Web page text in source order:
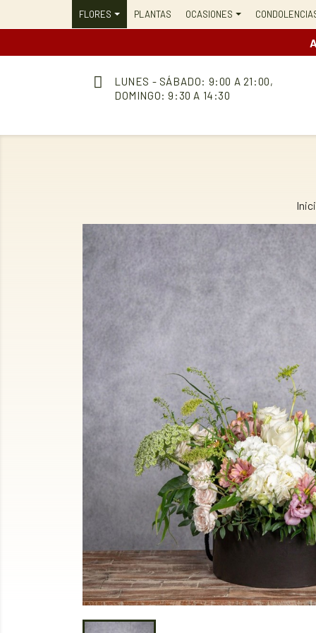
FLORES PLANTAS OCASIONES
LUNES - SÁBADO: 9:00 A 21:00,
DOMINGO: 9:30 A 14:30